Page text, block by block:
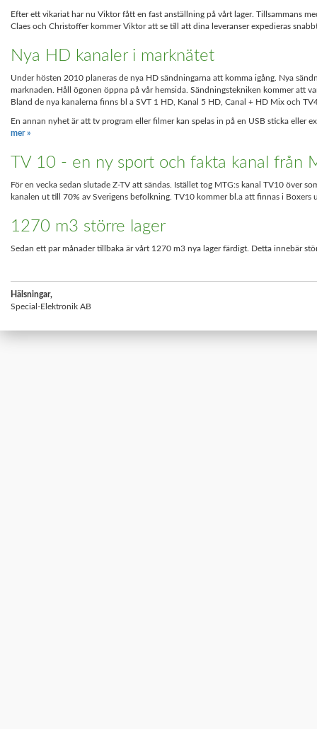
Efter ett vikariat har nu Viktor fått en fast anställning på vårt lager. Tillsammans
Claes och Christoffer kommer Viktor att se till att dina leveranser expedieras
Nya HD kanaler i marknätet
Under hösten 2010 planeras de nya HD sändningarna att komma igång. Nya
marknaden. Håll ögonen öppna på vår hemsida. Sändningstekniken kommer att
Bland de nya kanalerna finns bl a SVT 1 HD, Kanal 5 HD, Canal + HD Mix och
En annan nyhet är att tv program eller filmer kan spelas in på en USB sticka eller
mer »
TV 10 - en ny sport och fakta kanal från
För en vecka sedan slutade Z-TV att sändas. Istället tog MTG:s kanal TV10 över
kanalen ut till 70% av Sverigens befolkning. TV10 kommer bl.a att finnas i
1270 m3 större lager
Sedan ett par månader tillbaka är vårt 1270 m3 nya lager färdigt. Detta innebär
Hälsningar,
Special-Elektronik AB